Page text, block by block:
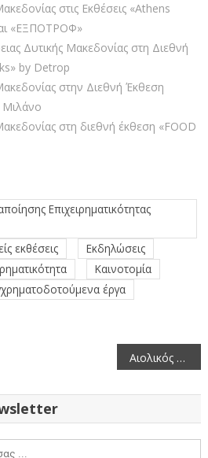
στις Εκθέσεις «Athens
«ΕΞΠΟΤΡΟΦ»
Δυτικής Μακεδονίας στη Διεθνή
by Detrop
στην Διεθνή Έκθεση
Μιλάνο
στη διεθνή έκθεση «FOOD
Επιχειρηματικότητας
εκθέσεις
Εκδηλώσεις
Καινοτομία
έργα
Αιολικός Σταθμός Παραγωγής Ηλεκτρικής Ενέργειας (ΑΣΠΗΕ) ισχύος 28,8MW